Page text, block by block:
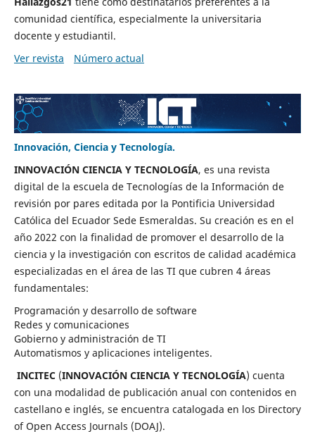
comunidad científica, especialmente la universitaria
docente y estudiantil.
Ver revista
Número actual
Innovación, Ciencia y Tecnología.
INNOVACIÓN CIENCIA Y TECNOLOGÍA, es una revista
digital de la escuela de Tecnologías de la Información de
revisión por pares editada por la Pontificia Universidad
Católica del Ecuador Sede Esmeraldas. Su creación es en el
año 2022 con la finalidad de promover el desarrollo de la
ciencia y la investigación con escritos de calidad académica
especializadas en el área de las TI que cubren 4 áreas
fundamentales:
Programación y desarrollo de software
Redes y comunicaciones
Gobierno y administración de TI
Automatismos y aplicaciones inteligentes.
INCITEC(INNOVACIÓN CIENCIA Y TECNOLOGÍA) cuenta
con una modalidad de publicación anual con contenidos en
castellano e inglés, se encuentra catalogada en los Directory
of Open Access Journals (DOAJ).